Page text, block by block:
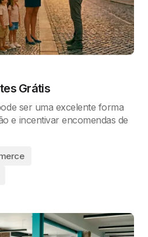
Grátis
ser uma excelente forma
e incentivar encomendas de